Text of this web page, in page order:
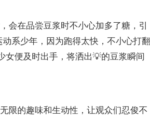
会在品尝豆浆时不小心加多了糖，引
系少年，因为跑得太快，不小心打翻
女便及时出手，将洒出💡的豆浆瞬间
限的趣味和生动性，让观众们忍俊不